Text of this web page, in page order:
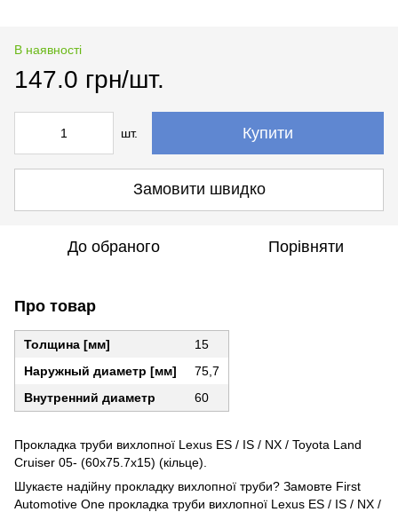
В наявності
147.0 грн/шт.
шт. Купити
Замовити швидко
До обраного Порівняти
Про товар
Толщина [мм]
15
Наружный диаметр [мм]
75,7
Внутренний диаметр
60
Прокладка труби вихлопної Lexus ES / IS / NX / Toyota Land
Cruiser 05- (60x75.7x15) (кільце).
Шукаєте надійну прокладку вихлопної труби? Замовте First
Automotive One прокладка труби вихлопної Lexus ES / IS / NX /